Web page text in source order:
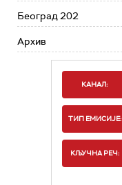
Београд 202
Архив
КАНАЛ:
ТИП ЕМИСИЈЕ:
КЉУЧНА РЕЧ: